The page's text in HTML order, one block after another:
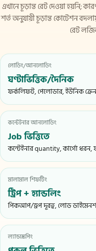
এখানে চূড়ান্ত রেট দেওয়া হয়নি;
শর্ত অনুযায়ী চূড়ান্ত কোটেশন
রেট
লোডিং/আনলোডিং
ঘণ্টাভিত্তিক/দৈনিক
ফর্কলিফট, পেলোডার, ইউনিক
কন্টেইনার আনলোডিং
Job ভিত্তিতে
কন্টেইনার quantity, কার্গো
মালামাল শিফটিং
ট্রিপ + হ্যান্ডলিং
পিকআপ/ড্রপ দূরত্ব, লোড
ল্যান্ডস্কেপিং